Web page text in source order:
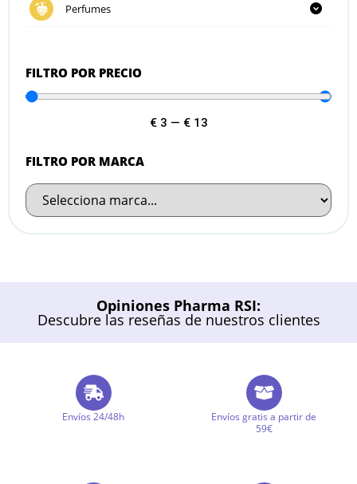
Perfumes
FILTRO POR PRECIO
€ 3 — € 13
FILTRO POR MARCA
Opiniones Pharma RSI:
Descubre las reseñas de nuestros clientes
Envíos 24/48h
Envíos gratis a partir de
59€